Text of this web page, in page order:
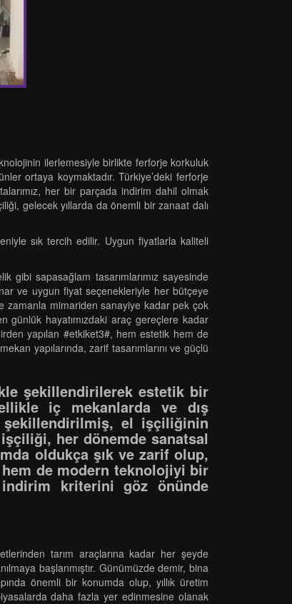
ilerlemesiyle birlikte ferforje korkuluk
ortaya koymaktadır. Türkiye’deki ferforje
her bir parçada indirim dahil olmak
gelecek yıllarda da önemli bir zanaat dalı
sık tercih edilir. Uygun fiyatlarla kaliteli
gibi sapasağlam tasarımlarımız sayesinde
ve uygun fiyat seçenekleriyle her bütçeye
zamanla mimariden sanayiye kadar pek çok
günlük hayatımızdaki araç gereçlere kadar
yapılan #etkiket3#, hem estetik hem de
yapılarında, zarif tasarımlarını ve güçlü
şekillendirilerek estetik bir
iç mekanlarda ve dış
şekillendirilmiş, el işçiliğinin
her dönemde sanatsal
oldukça şık ve zarif olup,
hem de modern teknolojiyi bir
kriterini göz önünde
tarım araçlarına kadar her şeyde
başlanmıştır. Günümüzde demir, bina
önemli bir konumda olup, yıllık üretim
daha fazla yer edinmesine olanak